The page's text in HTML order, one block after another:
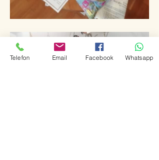
Telefon Email Facebook Whatsapp